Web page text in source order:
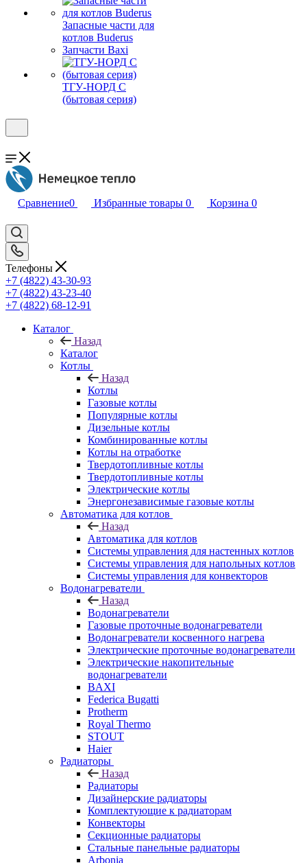
Запасные части для
котлов Buderus
Запчасти Baxi
ТГУ-НОРД С
(бытовая серия)
Сравнение0 Избранные товары 0 Корзина 0
Телефоны
+7 (4822) 43-30-93
+7 (4822) 43-23-40
+7 (4822) 68-12-91
Каталог
Назад
Каталог
Котлы
Назад
Котлы
Газовые котлы
Популярные котлы
Дизельные котлы
Комбинированные котлы
Котлы на отработке
Твердотопливные котлы
Твердотопливные котлы
Электрические котлы
Энергонезависимые газовые котлы
Автоматика для котлов
Назад
Автоматика для котлов
Системы управления для настенных котлов
Системы управления для напольных котлов
Системы управления для конвекторов
Водонагреватели
Назад
Водонагреватели
Газовые проточные водонагреватели
Водонагреватели косвенного нагрева
Электрические проточные водонагреватели
Электрические накопительные
водонагреватели
BAXI
Federica Bugatti
Protherm
Royal Thermo
STOUT
Haier
Радиаторы
Назад
Радиаторы
Дизайнерские радиаторы
Комплектующие к радиаторам
Конвекторы
Секционные радиаторы
Стальные панельные радиаторы
Arbonia